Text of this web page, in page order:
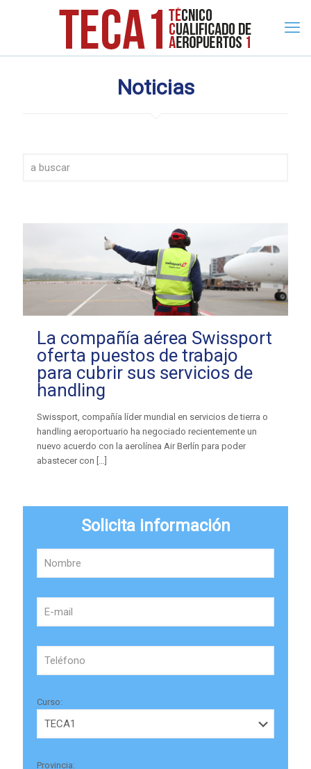
Noticias
La compañía aérea Swissport
oferta puestos de trabajo
para cubrir sus servicios de
handling
Swissport, compañía líder mundial en servicios de tierra o
handling aeroportuario ha negociado recientemente un
nuevo acuerdo con la aerolínea Air Berlín para poder
abastecer con […]
Solicita información
Curso:
Provincia: